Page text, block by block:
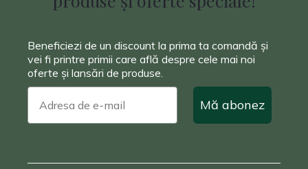
Beneficiezi de un discount la prima ta comandă și
vei fi printre primii care află despre cele mai noi
oferte și lansări de produse.
Mă abonez